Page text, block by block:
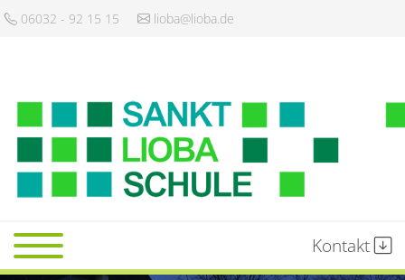
06032 - 92 15 15 lioba@lioba.de
Kontakt